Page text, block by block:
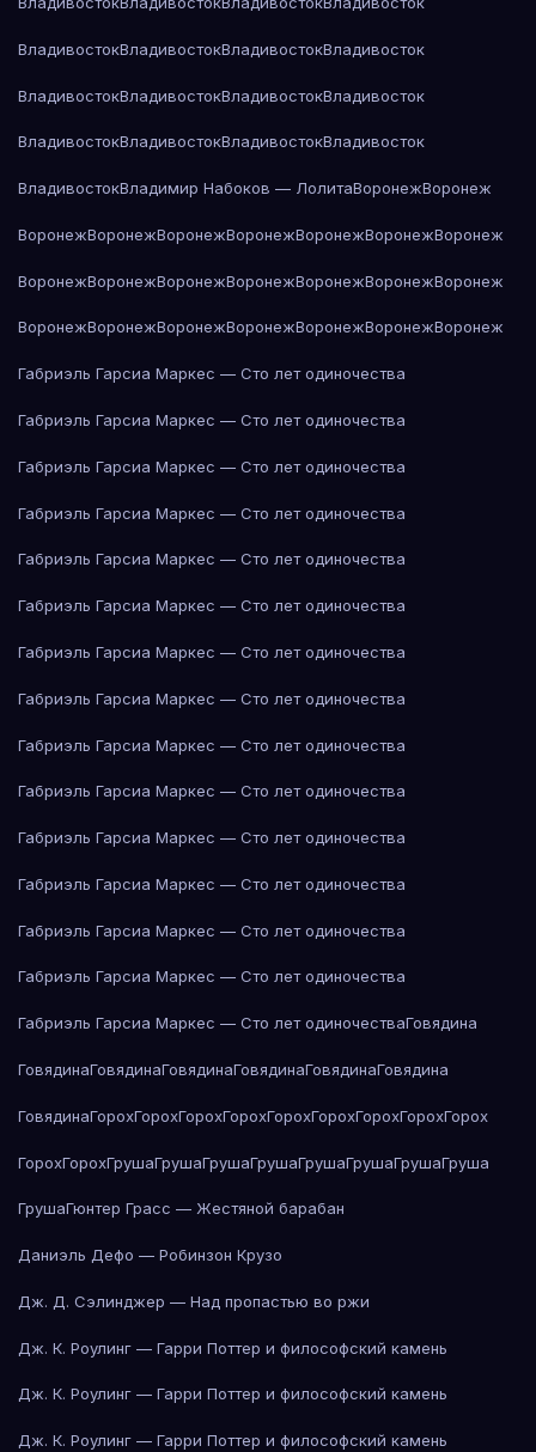
ВладивостокВладивостокВладивостокВладивосток
ВладивостокВладивостокВладивостокВладивосток
ВладивостокВладивостокВладивостокВладивосток
ВладивостокВладимир Набоков — ЛолитаВоронежВоронеж
ВоронежВоронежВоронежВоронежВоронежВоронежВоронеж
ВоронежВоронежВоронежВоронежВоронежВоронежВоронеж
ВоронежВоронежВоронежВоронежВоронежВоронежВоронеж
Габриэль Гарсиа Маркес — Сто лет одиночества
Габриэль Гарсиа Маркес — Сто лет одиночества
Габриэль Гарсиа Маркес — Сто лет одиночества
Габриэль Гарсиа Маркес — Сто лет одиночества
Габриэль Гарсиа Маркес — Сто лет одиночества
Габриэль Гарсиа Маркес — Сто лет одиночества
Габриэль Гарсиа Маркес — Сто лет одиночества
Габриэль Гарсиа Маркес — Сто лет одиночества
Габриэль Гарсиа Маркес — Сто лет одиночества
Габриэль Гарсиа Маркес — Сто лет одиночества
Габриэль Гарсиа Маркес — Сто лет одиночества
Габриэль Гарсиа Маркес — Сто лет одиночества
Габриэль Гарсиа Маркес — Сто лет одиночества
Габриэль Гарсиа Маркес — Сто лет одиночества
Габриэль Гарсиа Маркес — Сто лет одиночестваГовядина
ГовядинаГовядинаГовядинаГовядинаГовядинаГовядина
ГовядинаГорохГорохГорохГорохГорохГорохГорохГорохГорох
ГорохГорохГрушаГрушаГрушаГрушаГрушаГрушаГрушаГруша
ГрушаГюнтер Грасс — Жестяной барабан
Даниэль Дефо — Робинзон Крузо
Дж. Д. Сэлинджер — Над пропастью во ржи
Дж. К. Роулинг — Гарри Поттер и философский камень
Дж. К. Роулинг — Гарри Поттер и философский камень
Дж. К. Роулинг — Гарри Поттер и философский камень